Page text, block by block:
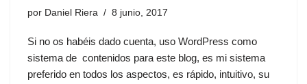
por Daniel Riera 8 junio, 2017
Si no os habéis dado cuenta, uso WordPress como
sistema de contenidos para este blog, es mi sistema
preferido en todos los aspectos, es rápido, intuitivo, su